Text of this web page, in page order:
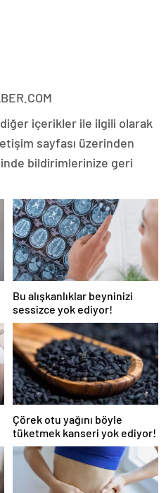
içerikler ile ilgili olarak
sayfası üzerinden
bildirimlerinize geri
Bu alışkanlıklar beyninizi
sessizce yok ediyor!
Çörek otu yağını böyle
tüketmek kanseri yok ediyor!